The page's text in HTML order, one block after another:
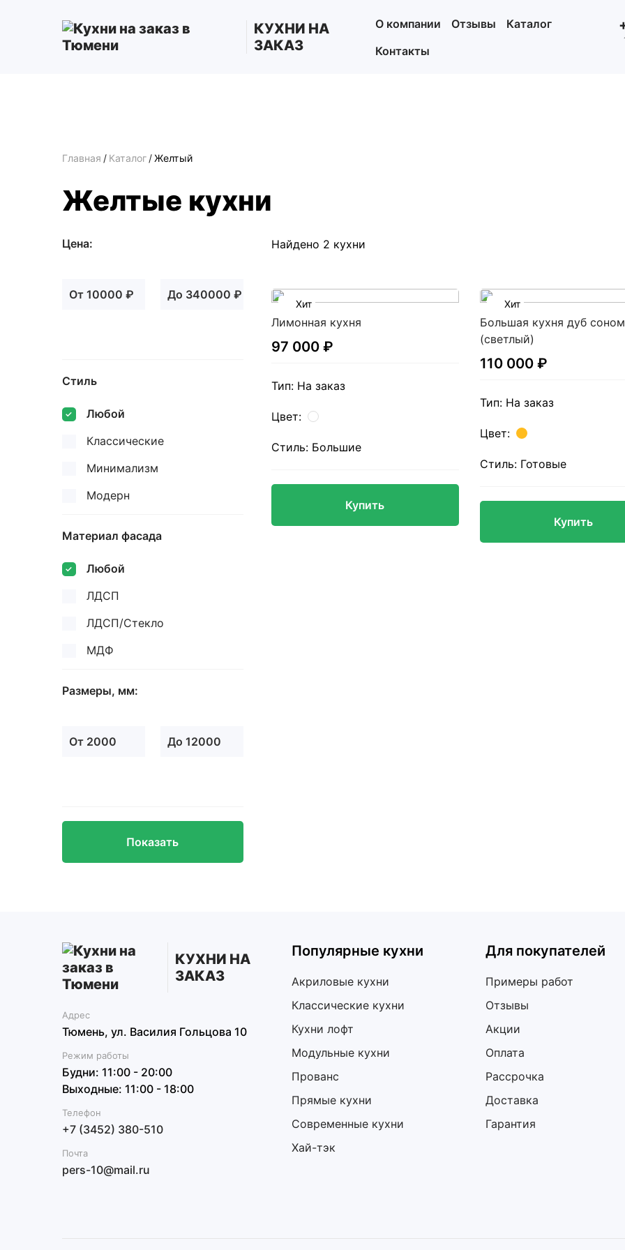
КУХНИ НА
ЗАКАЗ
О компании Отзывы
Каталог
Контакты
Главная / Каталог / Желтый
Желтые кухни
Цена:
От 10000 ₽ До 340000 ₽
Стиль
Любой
Классические
Минимализм
Модерн
Материал фасада
Любой
ЛДСП
ЛДСП/Стекло
МДФ
Размеры, мм:
От 2000 До 12000
Найдено 2 кухни
Хит
Лимонная кухня
97 000 ₽
Тип: На заказ
Цвет:
Стиль: Большие
Купить
Хит
Большая кухня дуб
(светлый)
110 000 ₽
Тип: На заказ
Цвет:
Стиль: Готовые
Купить
КУХНИ НА
ЗАКАЗ
Адрес
Тюмень, ул. Василия Гольцова 10
Режим работы
Будни: 11:00 - 20:00
Выходные: 11:00 - 18:00
Телефон
+7 (3452) 380-510
Почта
pers-10@mail.ru
Популярные кухни
Акриловые кухни
Классические кухни
Кухни лофт
Модульные кухни
Прованс
Прямые кухни
Современные кухни
Хай-тэк
Для покупателей
Примеры работ
Отзывы
Акции
Оплата
Рассрочка
Доставка
Гарантия